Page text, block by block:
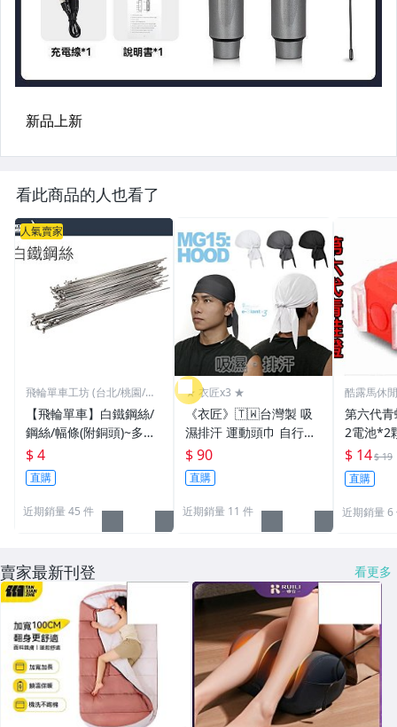
看此商品的人也看了
人氣賣家
飛輪單車工坊 (台北/桃園/高
【飛輪單車】白鐵鋼絲/
鋼絲/幅條(附銅頭)~多種
規格/一支價格需要多少
買多少[1101]
$ 4
直購
近期銷量 45 件
★ 衣匠x3 ★
《衣匠》🇹🇼台灣製 吸
濕排汗 運動頭巾 自行車
頭巾 機車 自行車小帽 海
盜帽﹝MG15﹞
$ 90
直購
近期銷量 11 件
酷露馬休
第六代青蛙燈 (
2電池*2
警示燈
車尾燈
1
$ 14$ 19
直購
近期銷量 6
賣家最新刊登 看更多